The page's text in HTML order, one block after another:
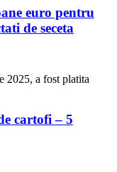
euro pentru
de seceta
2025, a fost platita
cartofi – 5